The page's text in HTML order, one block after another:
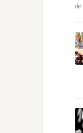
de